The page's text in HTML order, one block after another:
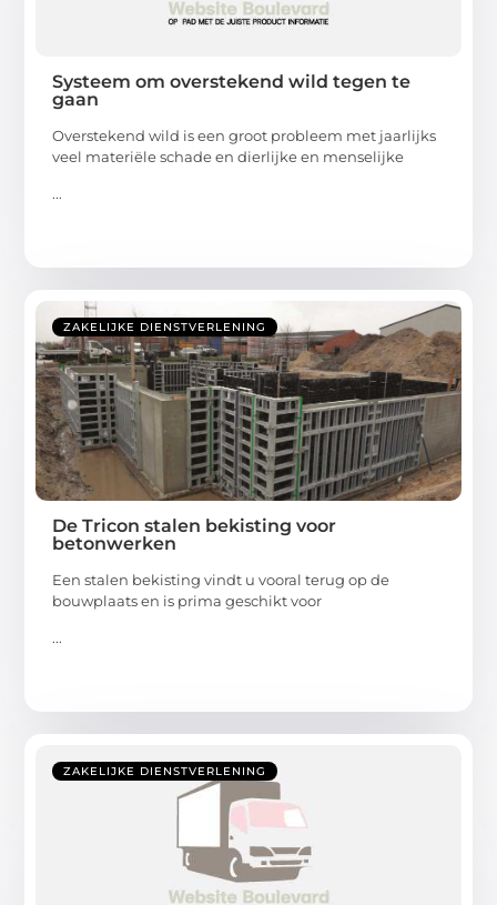
Systeem om overstekend wild tegen te
gaan
Overstekend wild is een groot probleem met jaarlijks
veel materiële schade en dierlijke en menselijke
...
ZAKELIJKE DIENSTVERLENING
De Tricon stalen bekisting voor
betonwerken
Een stalen bekisting vindt u vooral terug op de
bouwplaats en is prima geschikt voor
...
ZAKELIJKE DIENSTVERLENING